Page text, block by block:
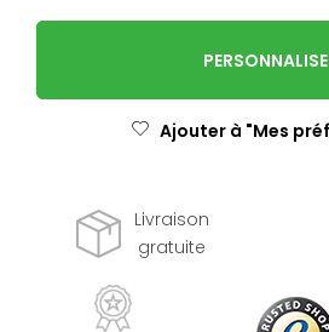
Ajouter à "Mes
Livraison
gratuite